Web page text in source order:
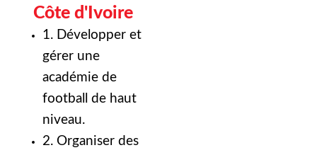
Côte d'Ivoire
1. Développer et
gérer une
académie de
football de haut
niveau.
2. Organiser des